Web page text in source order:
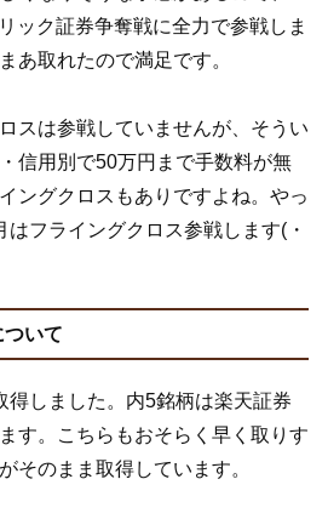
ック証券争奪戦に全力で参戦しま
あ取れたので満足です。
スは参戦していませんが、そうい
信用別で50万円まで手数料が無
ングクロスもありですよね。やっ
フライングクロス参戦します(・
いて
得しました。内5銘柄は楽天証券
す。こちらもおそらく早く取りす
そのまま取得しています。